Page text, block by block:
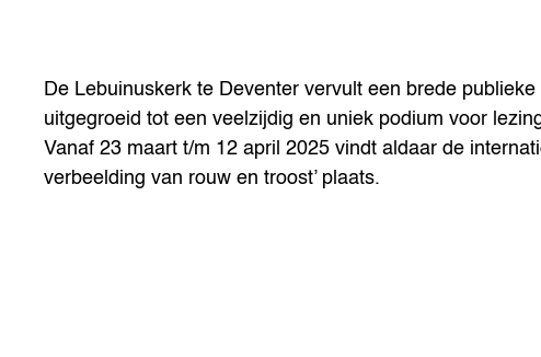
De Lebuinuskerk te Deventer vervult een brede
uitgegroeid tot een veelzijdig en uniek podium voor
Vanaf 23 maart t/m 12 april 2025 vindt aldaar de
verbeelding van rouw en troost’ plaats.